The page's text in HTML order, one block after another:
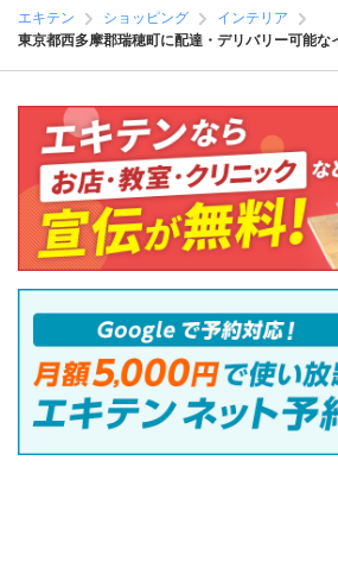
エキテン ショッピング
インテリア
東京都西多摩郡瑞穂町に配達・デリバリー可能な